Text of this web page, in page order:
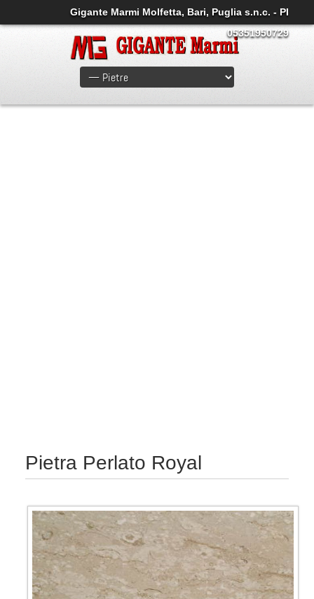
Gigante Marmi Molfetta, Bari, Puglia s.n.c. - PI
05351950729
Pietra Perlato Royal